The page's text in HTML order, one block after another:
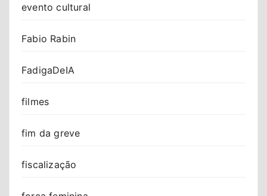
evento cultural
Fabio Rabin
FadigaDeIA
filmes
fim da greve
fiscalização